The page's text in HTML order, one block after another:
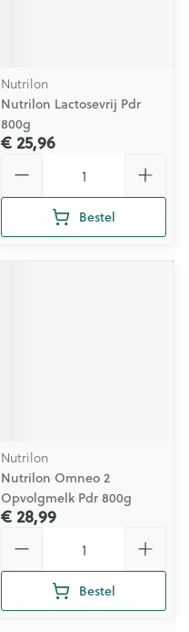
Nutrilon
Nutrilon Lactosevrij Pdr
800g
€ 25,96
Bestel
Nutrilon
Nutrilon Omneo 2
Opvolgmelk Pdr 800g
€ 28,99
Bestel